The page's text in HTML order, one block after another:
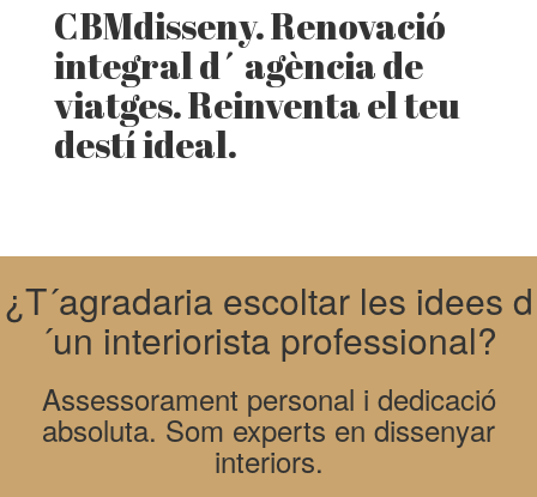
CBMdisseny. Renovació
integral d´ agència de
viatges. Reinventa el teu
destí ideal.
¿T´agradaria escoltar les idees d
´un interiorista professional?
Assessorament personal i dedicació
absoluta. Som experts en dissenyar
interiors.